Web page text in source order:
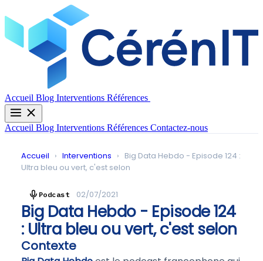
Accueil Blog Interventions Références
Accueil Blog Interventions Références Contactez-nous
Accueil › Interventions › Big Data Hebdo - Episode 124 :
Ultra bleu ou vert, c'est selon
Podcast 02/07/2021
Big Data Hebdo - Episode 124
: Ultra bleu ou vert, c'est selon
Contexte